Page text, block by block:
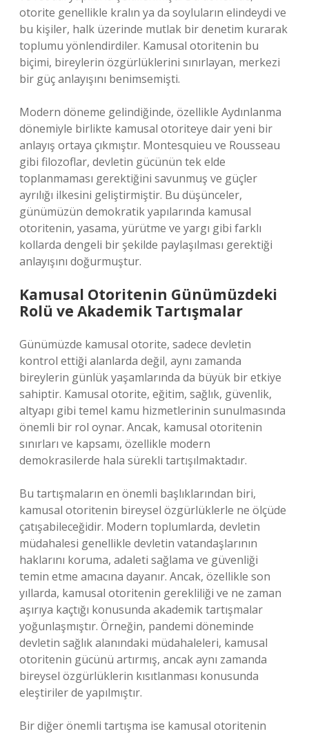
otorite genellikle kralın ya da soyluların elindeydi ve
bu kişiler, halk üzerinde mutlak bir denetim kurarak
toplumu yönlendirdiler. Kamusal otoritenin bu
biçimi, bireylerin özgürlüklerini sınırlayan, merkezi
bir güç anlayışını benimsemişti.
Modern döneme gelindiğinde, özellikle Aydınlanma
dönemiyle birlikte kamusal otoriteye dair yeni bir
anlayış ortaya çıkmıştır. Montesquieu ve Rousseau
gibi filozoflar, devletin gücünün tek elde
toplanmaması gerektiğini savunmuş ve güçler
ayrılığı ilkesini geliştirmiştir. Bu düşünceler,
günümüzün demokratik yapılarında kamusal
otoritenin, yasama, yürütme ve yargı gibi farklı
kollarda dengeli bir şekilde paylaşılması gerektiği
anlayışını doğurmuştur.
Kamusal Otoritenin Günümüzdeki
Rolü ve Akademik Tartışmalar
Günümüzde kamusal otorite, sadece devletin
kontrol ettiği alanlarda değil, aynı zamanda
bireylerin günlük yaşamlarında da büyük bir etkiye
sahiptir. Kamusal otorite, eğitim, sağlık, güvenlik,
altyapı gibi temel kamu hizmetlerinin sunulmasında
önemli bir rol oynar. Ancak, kamusal otoritenin
sınırları ve kapsamı, özellikle modern
demokrasilerde hala sürekli tartışılmaktadır.
Bu tartışmaların en önemli başlıklarından biri,
kamusal otoritenin bireysel özgürlüklerle ne ölçüde
çatışabileceğidir. Modern toplumlarda, devletin
müdahalesi genellikle devletin vatandaşlarının
haklarını koruma, adaleti sağlama ve güvenliği
temin etme amacına dayanır. Ancak, özellikle son
yıllarda, kamusal otoritenin gerekliliği ve ne zaman
aşırıya kaçtığı konusunda akademik tartışmalar
yoğunlaşmıştır. Örneğin, pandemi döneminde
devletin sağlık alanındaki müdahaleleri, kamusal
otoritenin gücünü artırmış, ancak aynı zamanda
bireysel özgürlüklerin kısıtlanması konusunda
eleştiriler de yapılmıştır.
Bir diğer önemli tartışma ise kamusal otoritenin